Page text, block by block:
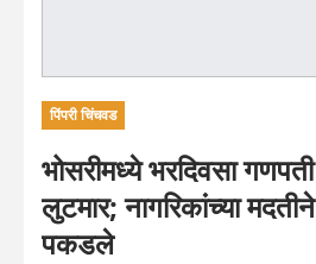
पिंपरी चिंचवड
भोसरीमध्ये भरदिवसा
लुटमार; नागरिकांच्या
पकडले